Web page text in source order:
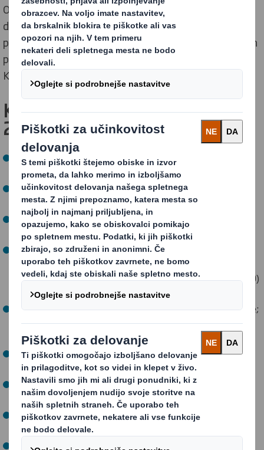
Od uvedbe naše strategijeZdaj in za prihodnost
dosegli izjemen napredek – nadomestili smo
problematično plastiko, zmanjšali izpuste toplogrednih
plinov in zagotovili inovativne rešitve za recikliranje.
Krožnost širimo na naše stranke in celotno družbo.
Ključni uspehi v poslovnem letu
2021/22
Izdelali smo embalažo, ki jo je mogoče v celoti reciklirati
ali ponovno uporabiti.
313 milijonov enot problematične plastike smo
zamenjali z reciklabilnimi alternativami (od 2020/21).
Izpuste toplogrednih plinov smo zmanjšali za 29 % (na
tono proizvodnje; v primerjavi z 2015).
Zadali smo si cilj, skladen z znanstveno utemeljenim
»ciljem 1,5 %», da do leta 2030 zmanjšamo emisije
toplogrednih plinov za 46 % (v primerjavi z letom 2019)
in do leta 2050 dosežemo neto ničelne emisije.
Porabo vode smo zmanjšali za 5 % (na tono proizvodnje;
v območjih s pomanjkanjem vode od leta 2019/20) in
prejeli nagrado »CDP Water Security 'A List'».
Prepolovili smo število neskladnosti z dovoljenji za
izpust (od 2020/21).
V krožno gospodarstvo in krožne življenjske sloge smo
vključili 2,3 milijona ljudi.
Vse poslovne enote, kjer delujemo, so se letos vključile
v dejavnosti lokalnih skupnosti.
Število nesreč pri delu smo zmanjšali za 6 %.